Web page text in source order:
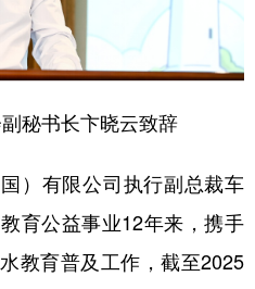
秘书长卞晓云致辞
）有限公司执行副总裁车
育公益事业12年来，携手
教育普及工作，截至2025